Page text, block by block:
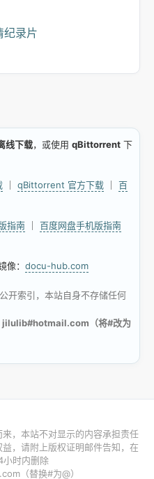
纪录片
线下载，或使用 qBittorrent 下
qBittorrent 官方下载
百
指南
百度网盘手机版指南
像： docu-hub.com
开索引，本站自身不存储任何
jilulib#hotmail.com（将#改为
，本站不对显示的内容承担责任
，请附上版权证明邮件告知，在
小时内删除
（替换#为@）